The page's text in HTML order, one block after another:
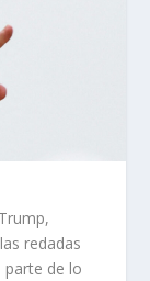
redadas
de lo